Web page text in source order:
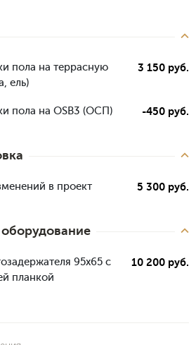
пола на террасную
ель)
3 150 руб.
пола на OSB3 (ОСП) -450 руб.
в проект 5 300 руб.
95х65 с
планкой
10 200 руб.